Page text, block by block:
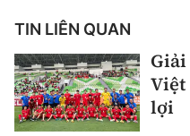
TIN LIÊN QUAN
Giải
Việt
lợi